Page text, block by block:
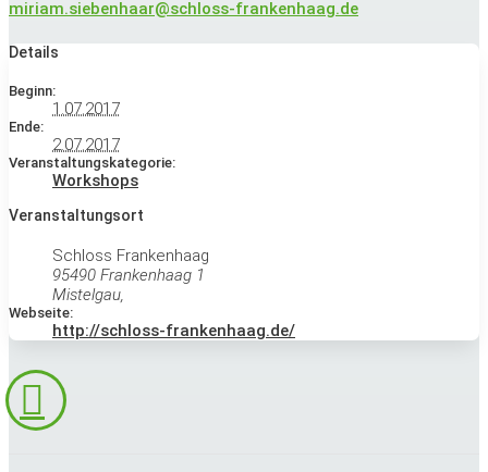
miriam.siebenhaar@schloss-frankenhaag.de
Details
Beginn:
1.07.2017
Ende:
2.07.2017
Veranstaltungskategorie:
Workshops
Veranstaltungsort
Schloss Frankenhaag
95490 Frankenhaag 1
Mistelgau,
Webseite:
http://schloss-frankenhaag.de/